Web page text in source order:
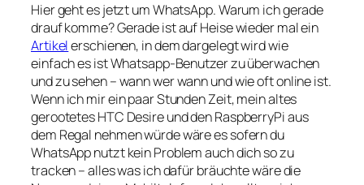
Hier geht es jetzt um WhatsApp. Warum ich gerade
drauf komme? Gerade ist auf Heise wieder mal ein
Artikelerschienen, in dem dargelegt wird wie
einfach es ist Whatsapp-Benutzer zu überwachen
und zu sehen – wann wer wann und wie oft online ist.
Wenn ich mir ein paar Stunden Zeit, mein altes
gerootetes HTC Desire und den RaspberryPi aus
dem Regal nehmen würde wäre es sofern du
WhatsApp nutzt kein Problem auch dich so zu
tracken – alles was ich dafür bräuchte wäre die